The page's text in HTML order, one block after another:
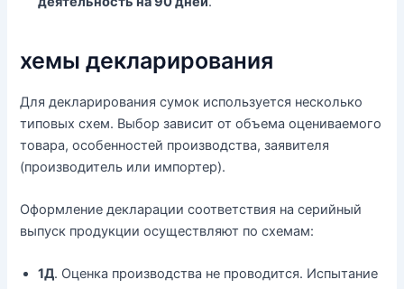
хемы декларирования
Для декларирования сумок используется несколько
типовых схем. Выбор зависит от объема оцениваемого
товара, особенностей производства, заявителя
(производитель или импортер).
Оформление декларации соответствия на серийный
выпуск продукции осуществляют по схемам:
1Д. Оценка производства не проводится. Испытание